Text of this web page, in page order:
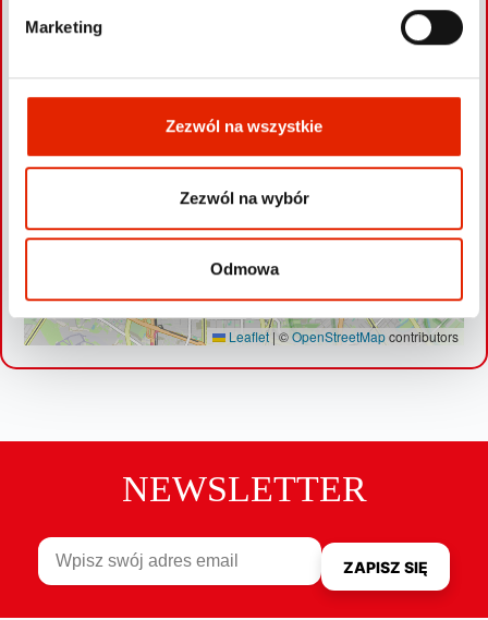
Marketing
Zezwól na wszystkie
Zezwól na wybór
Odmowa
Leaflet | ©OpenStreetMapcontributors
NEWSLETTER